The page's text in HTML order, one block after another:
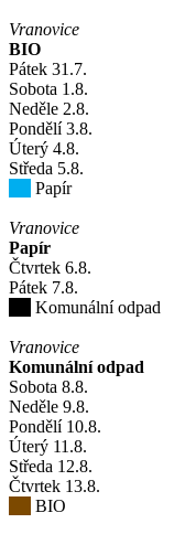
Vranovice
BIO
Pátek 31 .7.
Sobota 1 .8.
Neděle 2.8.
Pondělí3.8.
Úterý 4.8.
Středa 5.8.
Papír
Vranovice
Papír
Čtvrtek 6.8.
Pátek 7.8.
Komunální odpad
Vranovice
Komunální odpad
Sobota 8.8.
Neděle 9.8.
Pondělí 10.8.
Úterý 11 .8.
Středa 12.8.
Čtvrtek 13.8.
BIO